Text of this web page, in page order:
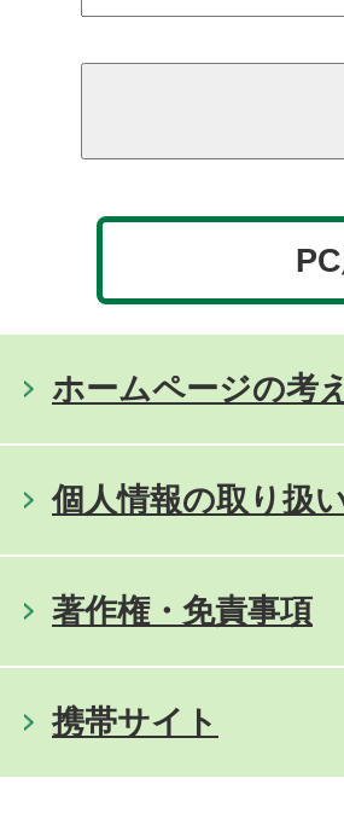
ホームページの考
個人情報の取り扱
著作権・免責事項
携帯サイト